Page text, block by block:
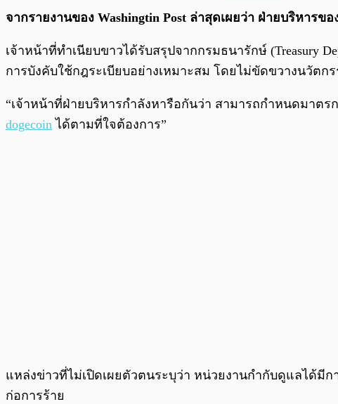
พร้อมเล่น
จากรายงานของ Washingtin Post ล่าสุดเผยว่า ฝ่ายบริหาร
เจ้าหน้าที่ทำเนียบขาวได้รับสรุปจากกรมธนารักษ์ (Treasury
การบังคับใช้กฎระเบียบอย่างเหมาะสม โดยไม่ขัดขวางนวัตก
“เจ้าหน้าที่ฝ่ายบริหารกำลังหารือกันว่า สามารถกำหนดมาต
dogecoin ได้ตามที่ใจต้องการ”
แหล่งข่าวที่ไม่เปิดเผยตัวตนระบุว่า หน่วยงานกำกับดูแลได้
ก่อการร้าย